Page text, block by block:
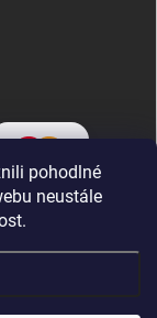
pohodlné
neustále